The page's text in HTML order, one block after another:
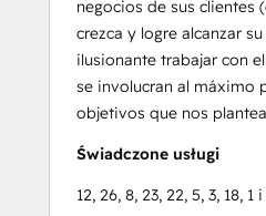
negocios de sus clientes
crezca y logre alcanzar
ilusionante trabajar con
se involucran al máximo
objetivos que nos
Świadczone usługi
12, 26, 8, 23, 22, 5, 3, 18, 1 i